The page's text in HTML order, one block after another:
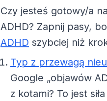
Czy jesteś gotowy/a
ADHD? Zapnij pasy,
ADHD szybciej niż
Typ z przewagą
Google „objawów
z kotami? To jest